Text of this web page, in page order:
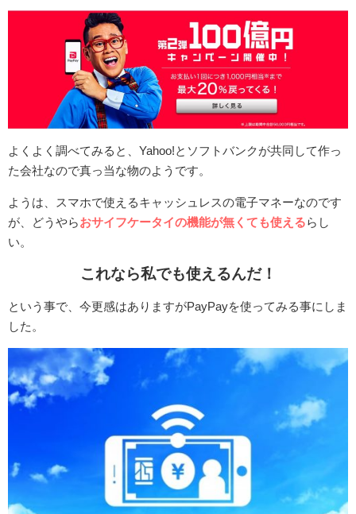
よくよく調べてみると、Yahoo!とソフトバンクが共同して作っ
た会社なので真っ当な物のようです。
ようは、スマホで使えるキャッシュレスの電子マネーなのです
が、どうやら おサイフケータイの機能が無くても使える らし
い。
これなら私でも使えるんだ！
という事で、今更感はありますがPayPayを使ってみる事にしま
した。